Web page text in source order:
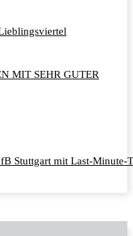
MIT SEHR GUTER
Stuttgart mit Last-Minute-